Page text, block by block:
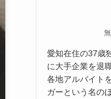
愛知在住の37歳
に大手企業を退
各地アルバイト
ガーという名の